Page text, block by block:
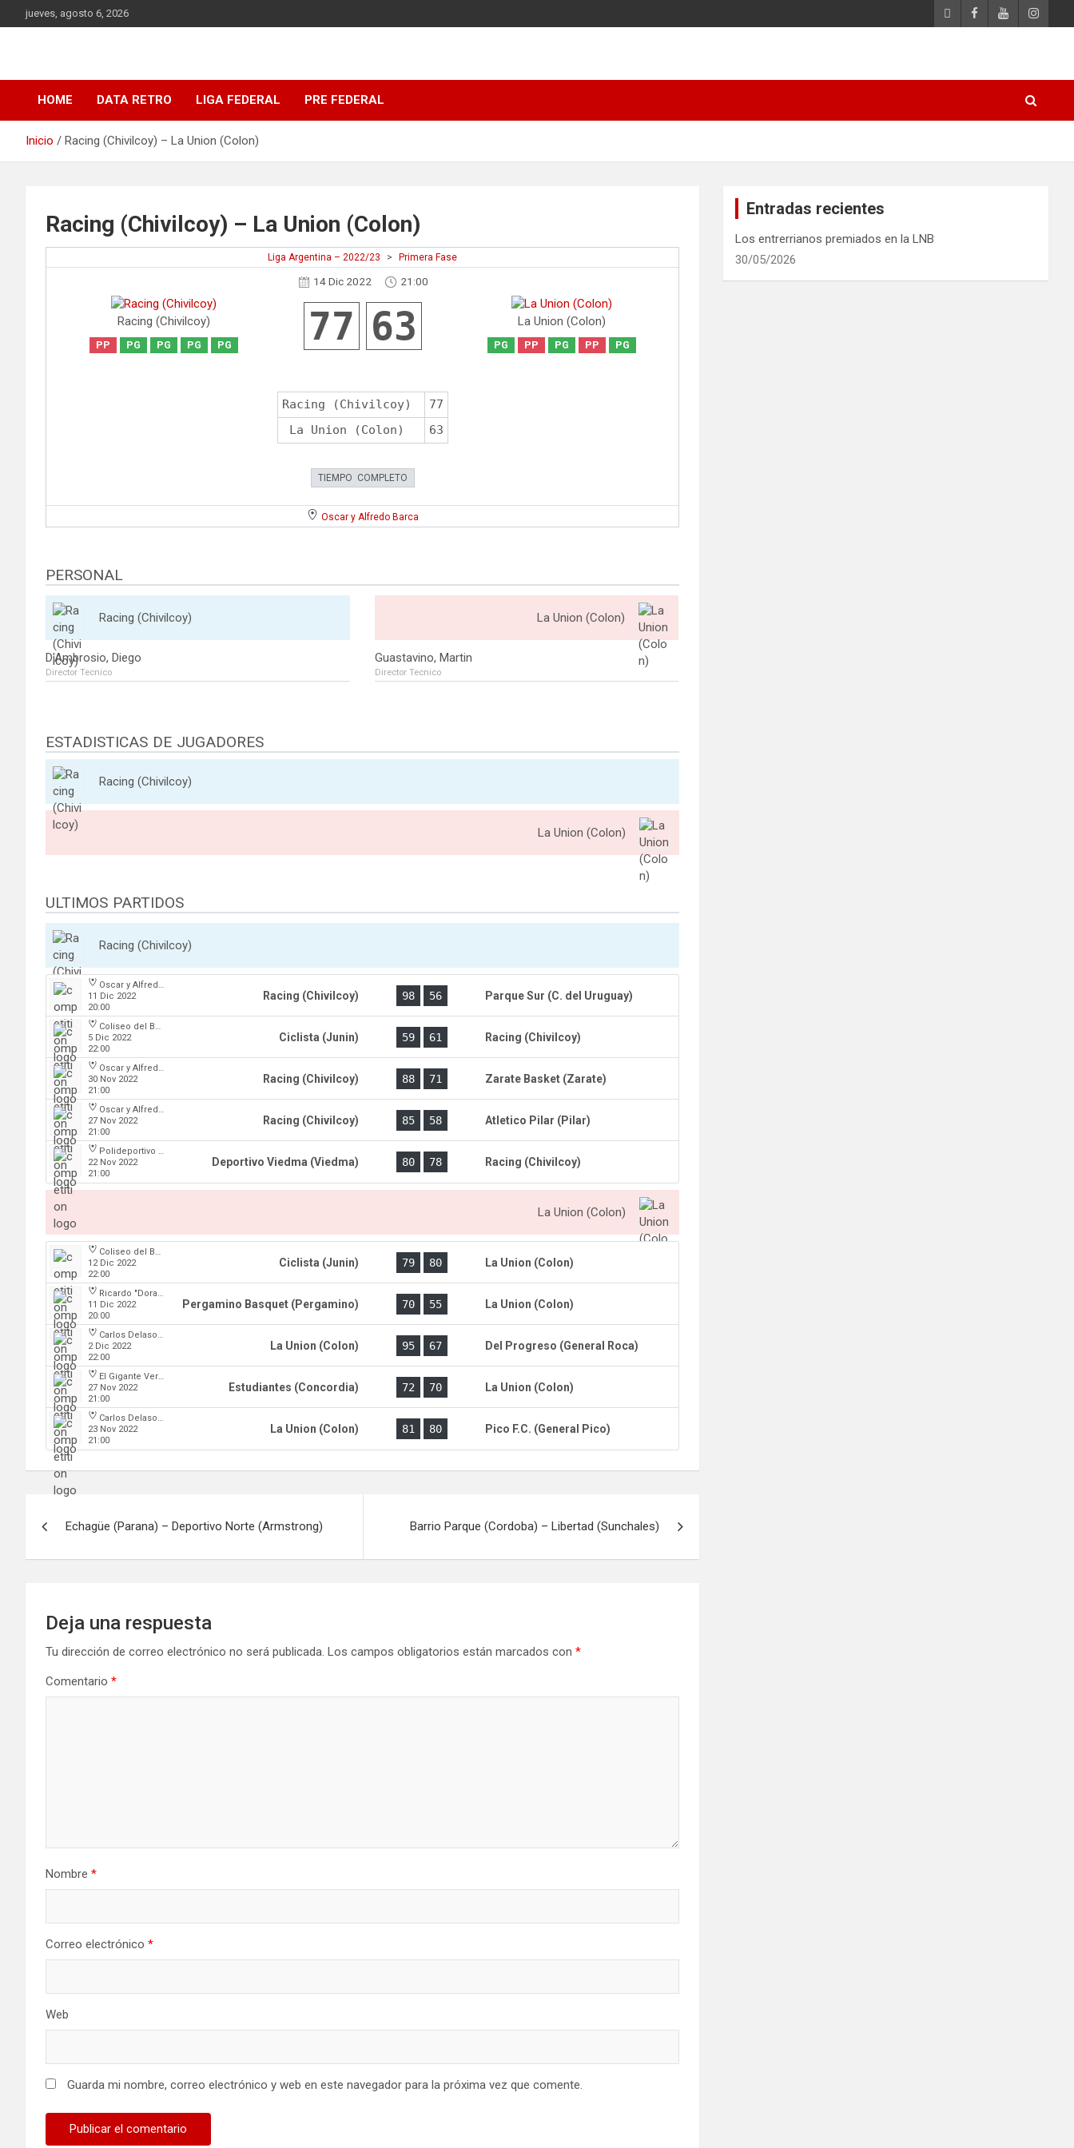
Saltar
al
jueves, agosto 6, 2026
DATA Basquet
HOME DATA RETRO LIGA FEDERAL PRE FEDERAL
Inicio Racing (Chivilcoy) – La Union (Colon)
Racing (Chivilcoy) – La Union (Colon)
Liga Argentina – 2022/23 > Primera Fase
14 Dic 2022 21:00
Racing (Chivilcoy)
PP PG PG PG PG 77 63 La Union (Colon)
PG PP PG PP PG
Racing (Chivilcoy)
77
La Union (Colon)
63
TIEMPO COMPLETO
Oscar y Alfredo Barca
PERSONAL
Racing (Chivilcoy)
D'Ambrosio, Diego
Director Tecnico
La Union (Colon)
Guastavino, Martin
Director Tecnico
ESTADISTICAS DE JUGADORES
Racing (Chivilcoy)
La Union (Colon)
ULTIMOS PARTIDOS
Racing (Chivilcoy)
Oscar y Alfredo Barca
11 Dic 2022
20:00
Racing (Chivilcoy) 98 56 Parque Sur (C. del Uruguay)
Coliseo del Boulevard
5 Dic 2022
22:00
Ciclista (Junin) 59 61 Racing (Chivilcoy)
Oscar y Alfredo Barca
30 Nov 2022
21:00
Racing (Chivilcoy) 88 71 Zarate Basket (Zarate)
Oscar y Alfredo Barca
27 Nov 2022
21:00
Racing (Chivilcoy) 85 58 Atletico Pilar (Pilar)
Polideportivo Municipal Ángel Cayetano Arias
22 Nov 2022
21:00
Deportivo Viedma (Viedma) 80 78 Racing (Chivilcoy)
La Union (Colon)
Coliseo del Boulevard
12 Dic 2022
22:00
Ciclista (Junin) 79 80 La Union (Colon)
Ricardo "Dorado" Merlo (Club Juventud)
11 Dic 2022
20:00
Pergamino Basquet (Pergamino) 70 55 La Union (Colon)
Carlos Delasoie
2 Dic 2022
22:00
La Union (Colon) 95 67 Del Progreso (General Roca)
El Gigante Verde
27 Nov 2022
21:00
Estudiantes (Concordia) 72 70 La Union (Colon)
Carlos Delasoie
23 Nov 2022
21:00
La Union (Colon) 81 80 Pico F.C. (General Pico)
Echagüe (Parana) – Deportivo Norte (Armstrong) Barrio Parque (Cordoba) – Libertad (Sunchales)
Deja una respuesta
Tu dirección de correo electrónico no será publicada. Los campos obligatorios están marcados con *
Comentario *
Nombre *
Correo electrónico *
Web
Guarda mi nombre, correo electrónico y web en este navegador para la próxima vez que comente.
Entradas recientes
Los entrerrianos premiados en la LNB
30/05/2026